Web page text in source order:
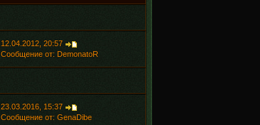
12.04.2012, 20:57
Сообщение от: DemonatoR
23.03.2016, 15:37
Сообщение от: GenaDibe